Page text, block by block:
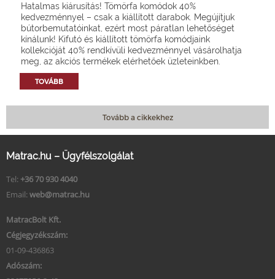
Hatalmas kiárusítás! Tömörfa komódok 40%
kedvezménnyel – csak a kiállított darabok. Megújítjuk
bútorbemutatóinkat, ezért most páratlan lehetőséget
kínálunk! Kifutó és kiállított tömörfa komódjaink
kollekcióját 40% rendkívüli kedvezménnyel vásárolhatja
meg, az akciós termékek elérhetőek üzleteinkben.
TOVÁBB
Tovább a cikkekhez
Matrac.hu – Ügyfélszolgálat
Tel: +36 70 930 4040
Email: web@matrac.hu
MatracBolt Kft.
Cégjegyzékszám:
01-09-436863
Adószám: